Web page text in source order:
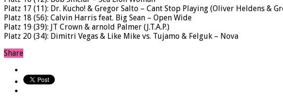
Platz 17 (11): Dr. Kucho! & Gregor Salto – Cant Stop Playing (Oliver Heldens &
Platz 18 (56): Calvin Harris feat. Big Sean – Open Wide
Platz 19 (39): JT Crown & arnold Palmer (J.T.A.P.)
Platz 20 (34): Dimitri Vegas & Like Mike vs. Tujamo & Felguk – Nova
Share